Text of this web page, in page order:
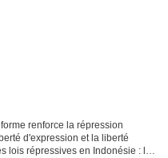
renforce la répression
d'expression et la liberté
lois répressives en Indonésie : le